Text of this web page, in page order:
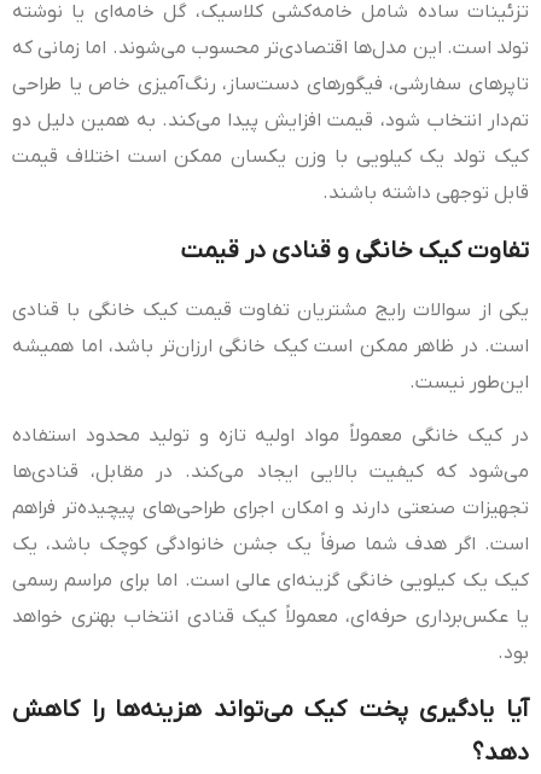
تزئینات ساده شامل خامه‌کشی کلاسیک، گل خامه‌ای یا نوشته
تولد است. این مدل‌ها اقتصادی‌تر محسوب می‌شوند. اما زمانی که
تاپرهای سفارشی، فیگورهای دست‌ساز، رنگ‌آمیزی خاص یا طراحی
تم‌دار انتخاب شود، قیمت افزایش پیدا می‌کند. به همین دلیل دو
کیک تولد یک کیلویی با وزن یکسان ممکن است اختلاف قیمت
قابل توجهی داشته باشند.
تفاوت کیک خانگی و قنادی در قیمت
یکی از سوالات رایج مشتریان تفاوت قیمت کیک خانگی با قنادی
است. در ظاهر ممکن است کیک خانگی ارزان‌تر باشد، اما همیشه
این‌طور نیست.
در کیک خانگی معمولاً مواد اولیه تازه و تولید محدود استفاده
می‌شود که کیفیت بالایی ایجاد می‌کند. در مقابل، قنادی‌ها
تجهیزات صنعتی دارند و امکان اجرای طراحی‌های پیچیده‌تر فراهم
است. اگر هدف شما صرفاً یک جشن خانوادگی کوچک باشد، یک
کیک یک کیلویی خانگی گزینه‌ای عالی است. اما برای مراسم رسمی
یا عکس‌برداری حرفه‌ای، معمولاً کیک قنادی انتخاب بهتری خواهد
بود.
آیا یادگیری پخت کیک می‌تواند هزینه‌ها را کاهش
دهد؟